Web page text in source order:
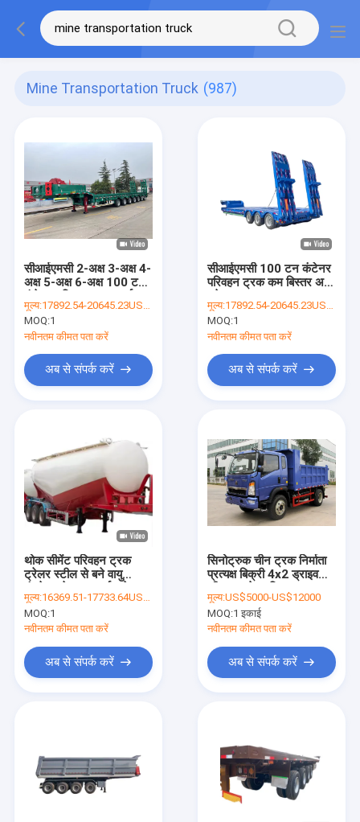
Mine Transportation Truck (987)
सीआईएमसी 2-अक्ष 3-अक्ष 4-
अक्ष 5-अक्ष 6-अक्ष 100 टन
फ्लैटबेड ट्रेलर
मूल्य:17892.54-20645.23USD/Unit
MOQ:1
नवीनतम कीमत पता करें
अब से संपर्क करें
सीआईएमसी 100 टन कंटेनर
परिवहन ट्रक कम बिस्तर अर्ध
मूल्य:17892.54-20645.23USD/Unit
MOQ:1
नवीनतम कीमत पता करें
अब से संपर्क करें
थोक सीमेंट परिवहन ट्रक
ट्रेलर स्टील से बने वायु
वाहक
मूल्य:16369.51-17733.64USD/Unit
MOQ:1
नवीनतम कीमत पता करें
अब से संपर्क करें
सिनोट्रुक चीन ट्रक निर्माता
प्रत्यक्ष बिक्री 4x2 ड्राइव
मूल्य:US$5000-US$12000
MOQ:1 इकाई
नवीनतम कीमत पता करें
अब से संपर्क करें